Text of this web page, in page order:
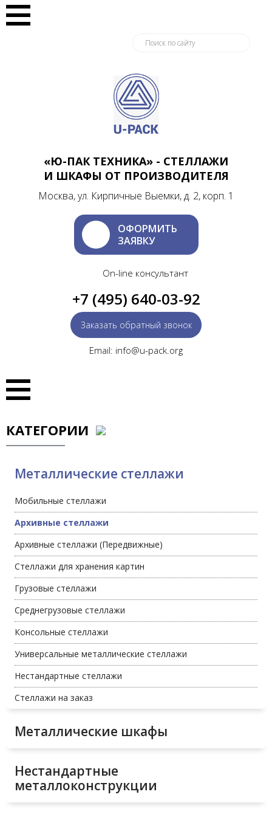
«Ю-ПАК ТЕХНИКА» - СТЕЛЛАЖИ
И ШКАФЫ ОТ ПРОИЗВОДИТЕЛЯ
Москва, ул. Кирпичные Выемки, д. 2, корп. 1
ОФОРМИТЬ
ЗАЯВКУ
On-line консультант
+7 (495) 640-03-92
Заказать обратный звонок
Email: info@u-pack.org
КАТЕГОРИИ
Металлические стеллажи
Мобильные стеллажи
Архивные стеллажи
Архивные стеллажи (Передвижные)
Стеллажи для хранения картин
Грузовые стеллажи
Среднегрузовые стеллажи
Консольные стеллажи
Универсальные металлические стеллажи
Нестандартные стеллажи
Стеллажи на заказ
Металлические шкафы
Нестандартные
металлоконструкции